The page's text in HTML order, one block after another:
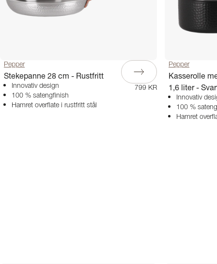
Pepper
Stekepanne 28 cm - Rustfritt
Innovativ design
100 % satengfinish
Hamret overflate i rustfritt stål
799 KR
Pepper
Kasserolle
1,6 liter -
Innovativ
100 %
Hamret